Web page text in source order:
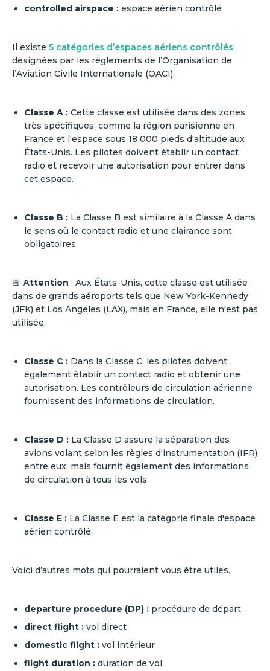
controlled airspace : espace aérien contrôlé
Il existe 5 catégories d’espaces aériens contrôlés,
désignées par les règlements de l’Organisation de
l’Aviation Civile Internationale (OACI).
Classe A : Cette classe est utilisée dans des zones
très spécifiques, comme la région parisienne en
France et l'espace sous 18 000 pieds d'altitude aux
États-Unis. Les pilotes doivent établir un contact
radio et recevoir une autorisation pour entrer dans
cet espace.
Classe B : La Classe B est similaire à la Classe A dans
le sens où le contact radio et une clairance sont
obligatoires.
🚨 Attention : Aux États-Unis, cette classe est utilisée
dans de grands aéroports tels que New York-Kennedy
(JFK) et Los Angeles (LAX), mais en France, elle n'est pas
utilisée.
Classe C : Dans la Classe C, les pilotes doivent
également établir un contact radio et obtenir une
autorisation. Les contrôleurs de circulation aérienne
fournissent des informations de circulation.
Classe D : La Classe D assure la séparation des
avions volant selon les règles d'instrumentation (IFR)
entre eux, mais fournit également des informations
de circulation à tous les vols.
Classe E : La Classe E est la catégorie finale d'espace
aérien contrôlé.
Voici d’autres mots qui pourraient vous être utiles.
departure procedure (DP) : procédure de départ
direct flight : vol direct
domestic flight : vol intérieur
flight duration : duration de vol